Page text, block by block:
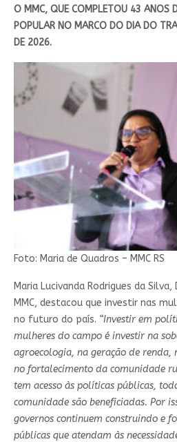
O MMC, QUE COMPLETOU 43 ANOS
POPULAR NO MARCO DO DIA DO
DE 2026.
Foto: Maria de Quadros – MMC RS
Maria Lucivanda Rodrigues da
MMC, destacou que investir nas
no futuro do país. “Investir em
mulheres do campo é investir na
agroecologia, na geração de renda,
no fortalecimento da comunidade
tem acesso às políticas públicas,
comunidade são beneficiadas. Por
governos continuem construindo e
públicas que atendam às